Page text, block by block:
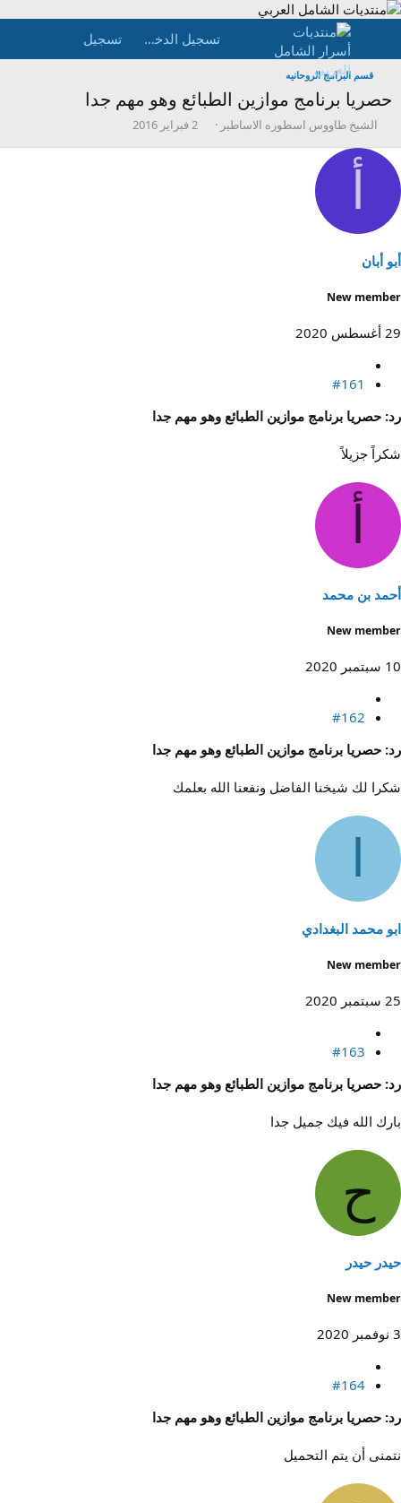
تسجيل الدخول تسجيل
قسم البرامج الروحانيه
حصريا برنامج موازين الطبائع وهو مهم جدا
ب
د
و
ض
و
الشيخ طاووس اسطوره الاساطير
ت2 فبراير 2016
أبو أبان
New member
29 أغسطس 2020
#161
رد: حصريا برنامج موازين الطبائع وهو مهم جدا
شكراً جزيلاً
أحمد بن محمد
New member
10 سبتمبر 2020
#162
رد: حصريا برنامج موازين الطبائع وهو مهم جدا
شكرا لك شيخنا الفاضل ونفعنا الله بعلمك
ابو محمد البغدادي
New member
25 سبتمبر 2020
#163
رد: حصريا برنامج موازين الطبائع وهو مهم جدا
بارك الله فيك جميل جدا
ح
حيدر حيدر
New member
3 نوفمبر 2020
#164
رد: حصريا برنامج موازين الطبائع وهو مهم جدا
نتمنى أن يتم التحميل